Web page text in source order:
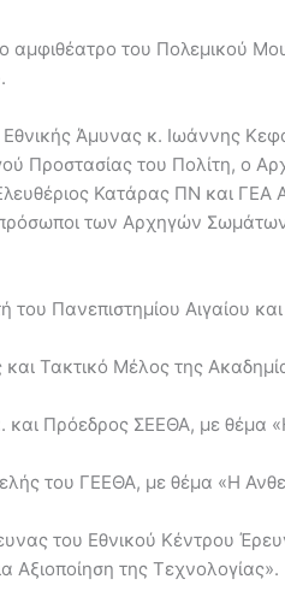
του Πολεμικού
Άμυνας κ. Ιωάννης
Προστασίας του Πολίτη, ο
Κατάρας ΠΝ και ΓΕΑ
των Αρχηγών
του Πανεπιστημίου Αιγαίου
Τακτικό Μέλος της
Πρόεδρος ΣΕΕΘΑ, με θέμα
του ΓΕΕΘΑ, με θέμα «Η
του Εθνικού Κέντρου
Αξιοποίηση της Τεχνολογίας».